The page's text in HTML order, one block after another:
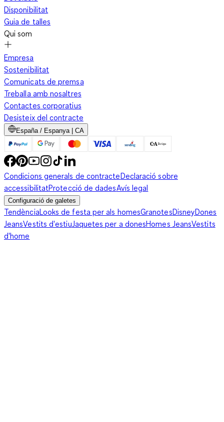
Disponibilitat
Guia de talles
Qui som
Empresa
Sostenibilitat
Comunicats de premsa
Treballa amb nosaltres
Contactes corporatius
Desisteix del contracte
España / Espanya | CA
Condicions generals de contracteDeclaració sobre
accessibilitatProtecció de dadesAvís legal
Configuració de galetes
TendènciaLooks de festa per als homesGranotesDisneyDones
JeansVestits d'estiu Jaquetes per a donesHomes JeansVestits
d'home